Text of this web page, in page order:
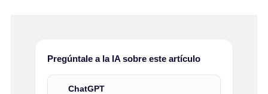
Pregúntale a la IA sobre este artículo
ChatGPT